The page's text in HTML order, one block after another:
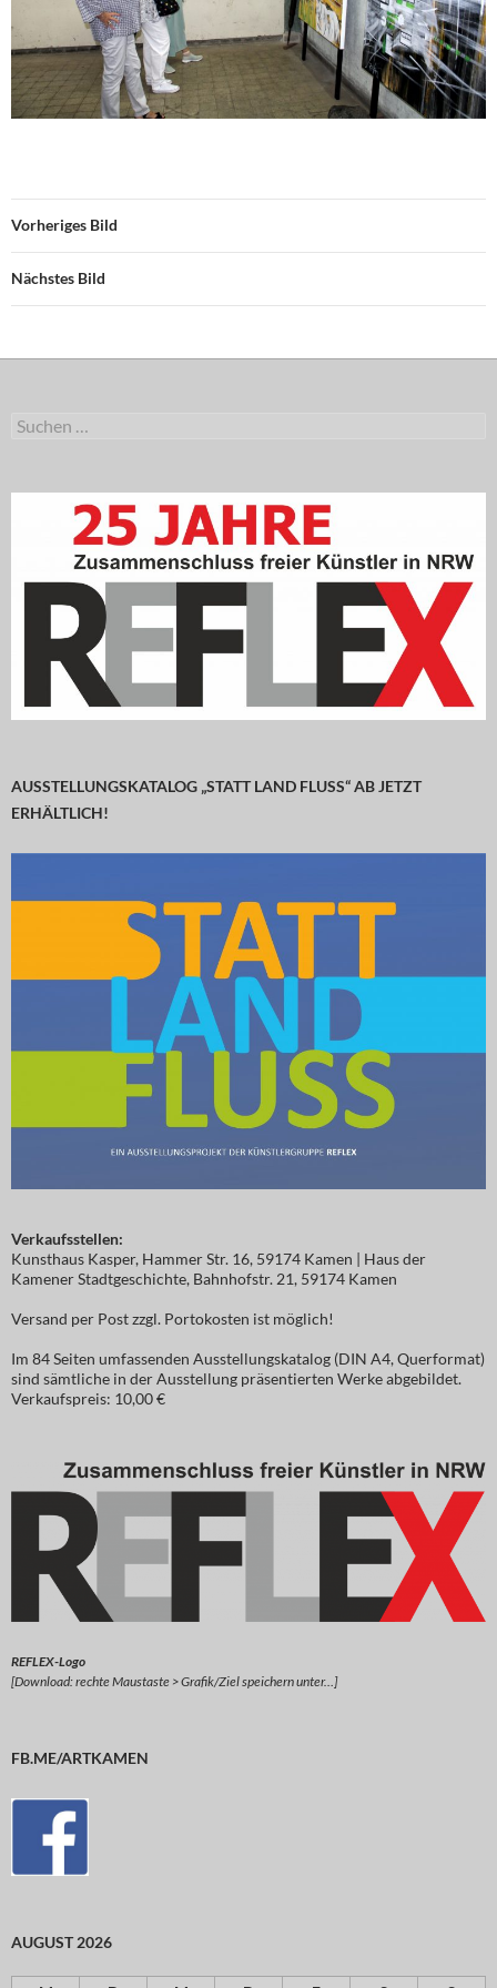
Vorheriges Bild
Nächstes Bild
Suchen
AUSSTELLUNGSKATALOG „STATT LAND FLUSS“ AB JETZT
ERHÄLTLICH!
Verkaufsstellen:
Kunsthaus Kasper, Hammer Str. 16, 59174 Kamen | Haus der
Kamener Stadtgeschichte, Bahnhofstr. 21, 59174 Kamen
Versand per Post zzgl. Portokosten ist möglich!
Im 84 Seiten umfassenden Ausstellungskatalog (DIN A4, Querformat)
sind sämtliche in der Ausstellung präsentierten Werke abgebildet.
Verkaufspreis: 10,00 €
REFLEX-Logo
[Download: rechte Maustaste > Grafik/Ziel speichern unter…]
FB.ME/ARTKAMEN
AUGUST 2026